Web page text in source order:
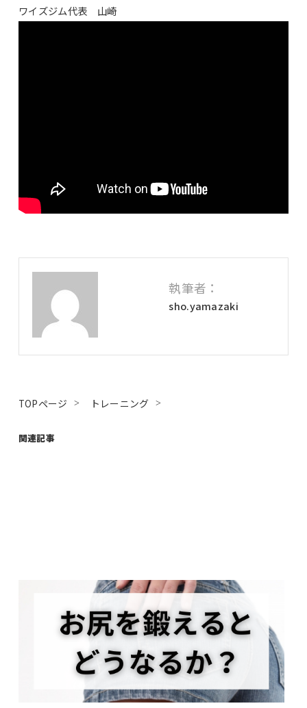
ワイズジム代表 山崎
執筆者：
sho.yamazaki
TOPページ トレーニング
関連記事